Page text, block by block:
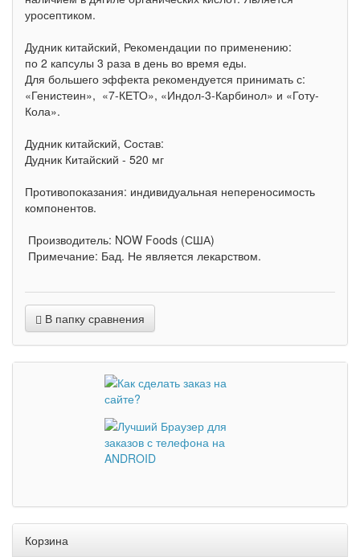
уросептиком.
Дудник китайский, Рекомендации по применению:
по 2 капсулы 3 раза в день во время еды.
Для большего эффекта рекомендуется принимать с:
«Генистеин», «7-КЕТО», «Индол-3-Карбинол» и «Готу-
Кола».
Дудник китайский, Состав:
Дудник Китайский - 520 мг
Противопоказания: индивидуальная непереносимость
компонентов.
Производитель: NOW Foods (США)
Примечание: Бад. Не является лекарством.
В папку сравнения
Корзина